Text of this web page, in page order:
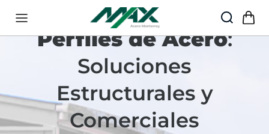
55·5888·5454
Perfiles de Acero:
Soluciones
Estructurales y
Comerciales